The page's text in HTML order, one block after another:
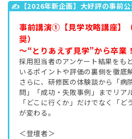
✍【2026年新企画】大好評の事前
事前講演①【見学攻略講座】
奨）
～“とりあえず見学”から卒業
採用担当者のアンケート結果をも
いるポイントや評価の裏側を徹底
さらに、研修医の体験談から「病
問」「成功・失敗事例」までリア
「どこに行くか」だけでなく「ど
が変わる。
＜登壇者＞